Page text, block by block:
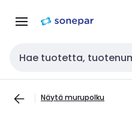
navigointiinsisältöön
Haku
Näytä murupolku